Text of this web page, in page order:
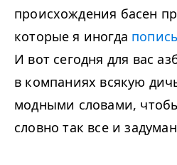
происхождения басен
которые я иногда
И вот сегодня для вас
в компаниях всякую
модными словами,
словно так все и